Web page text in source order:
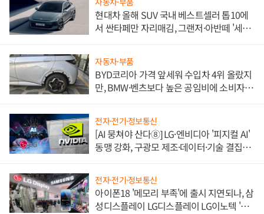
현대차 올해 SUV 국내 베스트셀러 톱10에
서 싼타페만 자리매김, 그랜저·아반떼 '세단
자동차·부품
BYD코리아 가격 앞세워 수입차 4위 올랐지
만, BMW·벤츠보다 높은 공임비에 소비자
전자·전기·정보통신
[AI 뭉쳐야 산다⑧] LG·엔비디아 '피지컬 AI'
동맹 강화, 구광모 제조·데이터·기술 결집
전자·전기·정보통신
아이폰18 '메모리 부족'에 출시 지연되나, 삼
성디스플레이 LG디스플레이 LG이노텍 '탈